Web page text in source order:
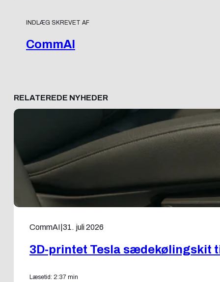
INDLÆG SKREVET AF
CommAI
RELATEREDE NYHEDER
CommAI 31. juli 2026
3D-printet Tesla sædekølingskit
Læsetid: 2:37 min